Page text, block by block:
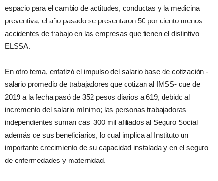
espacio para el cambio de actitudes, conductas y la medicina
preventiva; el año pasado se presentaron 50 por ciento menos
accidentes de trabajo en las empresas que tienen el distintivo
ELSSA.
En otro tema, enfatizó el impulso del salario base de cotización -
salario promedio de trabajadores que cotizan al IMSS- que de
2019 a la fecha pasó de 352 pesos diarios a 619, debido al
incremento del salario mínimo; las personas trabajadoras
independientes suman casi 300 mil afiliados al Seguro Social
además de sus beneficiarios, lo cual implica al Instituto un
importante crecimiento de su capacidad instalada y en el seguro
de enfermedades y maternidad.